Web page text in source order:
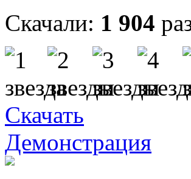
Скачали: 1 904
Скачать
Демонстрация